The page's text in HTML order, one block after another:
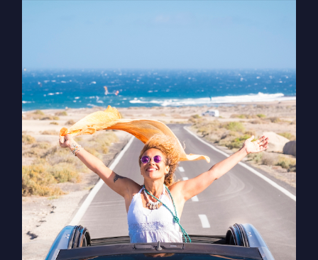
–
היום
הולך
להיות
כיף,
כיף,